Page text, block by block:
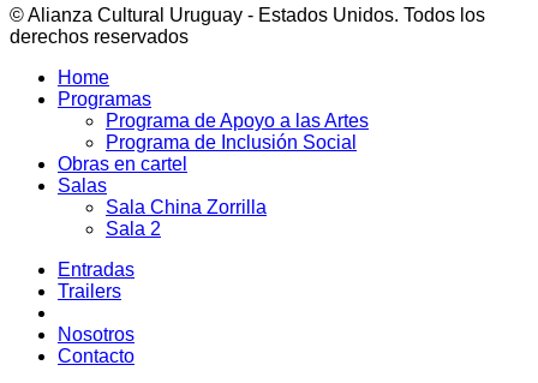
© Alianza Cultural Uruguay - Estados Unidos. Todos los
derechos reservados
Home
Programas
Programa de Apoyo a las Artes
Programa de Inclusión Social
Obras en cartel
Salas
Sala China Zorrilla
Sala 2
Entradas
Trailers
Nosotros
Contacto